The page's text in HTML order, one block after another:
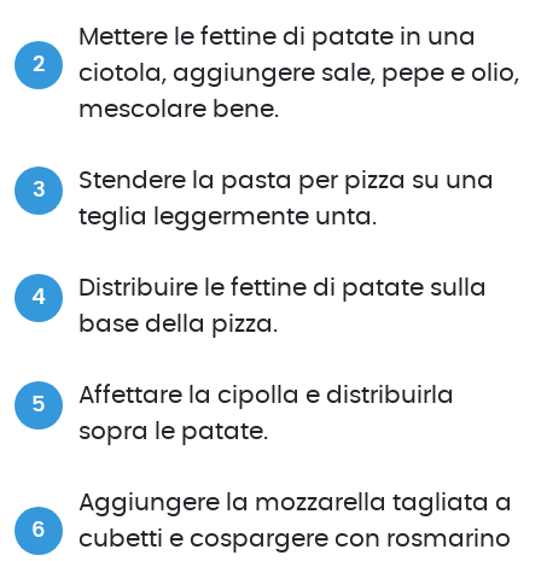
Mettere le fettine di patate in una
ciotola, aggiungere sale, pepe e olio,
mescolare bene.
Stendere la pasta per pizza su una
teglia leggermente unta.
Distribuire le fettine di patate sulla
base della pizza.
Affettare la cipolla e distribuirla
sopra le patate.
Aggiungere la mozzarella tagliata a
cubetti e cospargere con rosmarino